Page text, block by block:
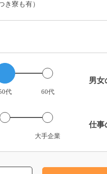
寮も有）
代 60代
男女
大手企業
仕事